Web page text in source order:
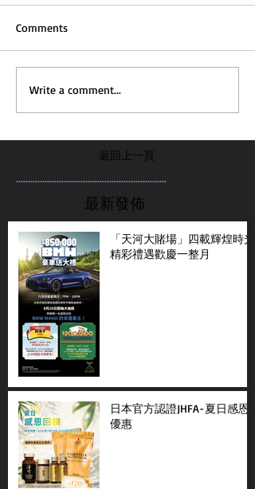
Comments
Write a comment...
返回上一頁
...............................................................
最新發佈
「天河大賭場」四載輝煌時光
精彩禮遇歡慶一整月
日本官方認證JHFA-夏日感恩
優惠